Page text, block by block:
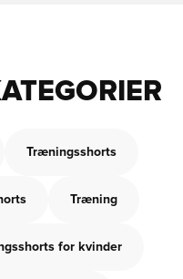
Træningsshorts
Træning
for kvinder